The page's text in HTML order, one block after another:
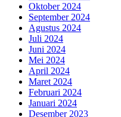
Oktober 2024
September 2024
Agustus 2024
Juli 2024
Juni 2024
Mei 2024
April 2024
Maret 2024
Februari 2024
Januari 2024
Desember 2023